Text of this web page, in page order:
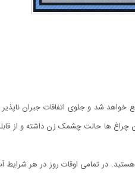
شد و جلوی اتفاقات جبران ‌ناپذیر
چراغ ها حالت چشمک زن داشته و از
در تمامی اوقات روز در هر شرایط